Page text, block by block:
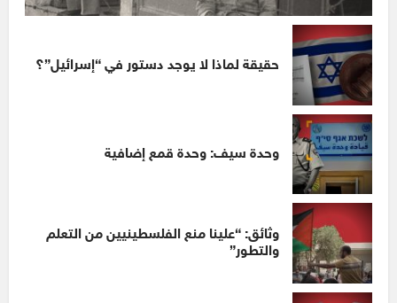
حقيقة لماذا لا يوجد دستور في “إسرائيل”؟
وحدة سيف: وحدة قمع إضافية
وثائق: “علينا منع الفلسطينيين من التعلم
والتطور”